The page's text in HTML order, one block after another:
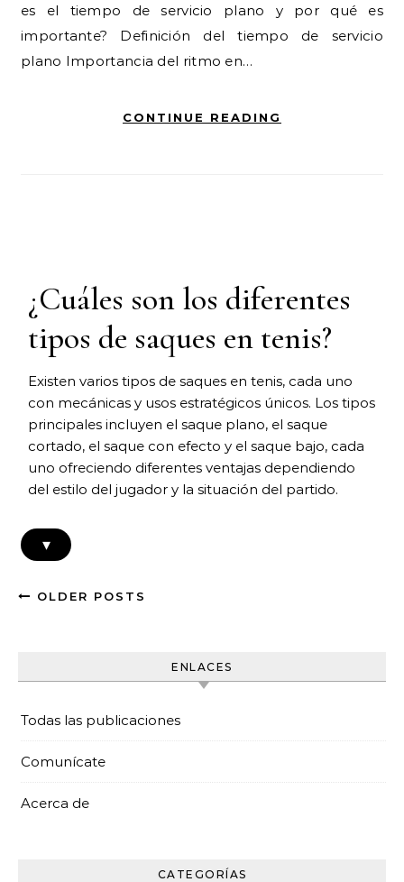
es el tiempo de servicio plano y por qué es
importante? Definición del tiempo de servicio
plano Importancia del ritmo en…
CONTINUE READING
¿Cuáles son los diferentes
tipos de saques en tenis?
Existen varios tipos de saques en tenis, cada uno
con mecánicas y usos estratégicos únicos. Los tipos
principales incluyen el saque plano, el saque
cortado, el saque con efecto y el saque bajo, cada
uno ofreciendo diferentes ventajas dependiendo
del estilo del jugador y la situación del partido.
▾
OLDER POSTS
ENLACES
Todas las publicaciones
Comunícate
Acerca de
CATEGORÍAS